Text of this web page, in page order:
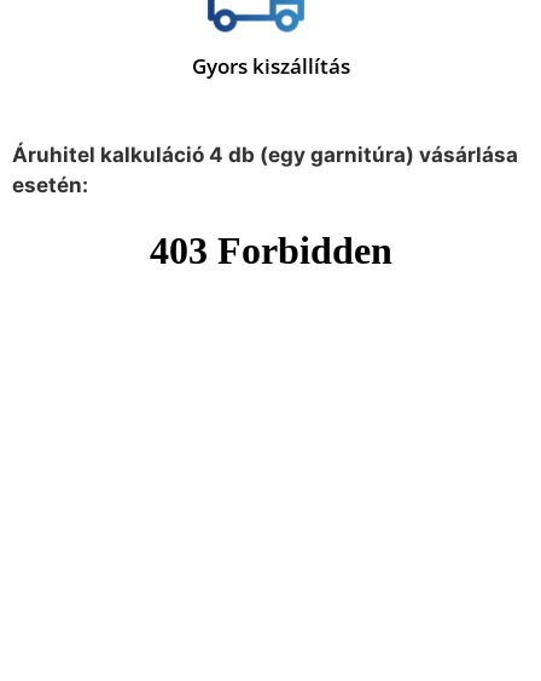
Gyors kiszállítás
Áruhitel kalkuláció 4 db (egy garnitúra) vásárlása
esetén: